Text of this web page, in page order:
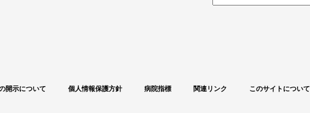
開示について 個人情報保護方針 病院指標 関連リンク このサイトについて